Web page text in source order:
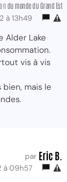
du monde du Grand Est
à 13h49
Alder Lake
vis à vis
mais le
par Eric B.
à 09h57